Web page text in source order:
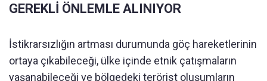
GEREKLİ ÖNLEMLE ALINIYOR
İstikrarsızlığın artması durumunda göç hareketlerinin
ortaya çıkabileceği, ülke içinde etnik çatışmaların
yaşanabileceği ve bölgedeki terörist oluşumların